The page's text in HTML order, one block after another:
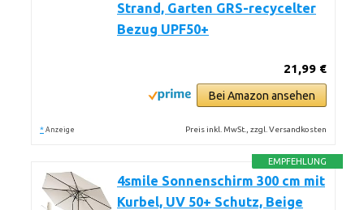
Strand, Garten GRS-recycelter
Bezug UPF50+
21,99 €
Bei Amazon ansehen
* Anzeige Preis inkl. MwSt., zzgl. Versandkosten
EMPFEHLUNG
4smile Sonnenschirm 300 cm mit
Kurbel, UV 50+ Schutz, Beige